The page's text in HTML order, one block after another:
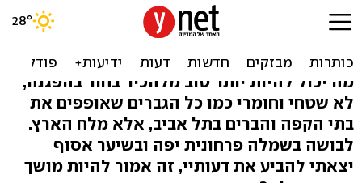
ימי מחאה: המון גברים
ערכיים, רק תבחרי לך
מה יכול להיות יותר טוב מלהכיר בחור בהפגנה,
לא שטחי וחומרי כמו כל הגברים שאופפים את
בתי הקפה והברים בתל אביב, אלא מלח הארץ.
לבושה בשמלה פרחונית יפה ובשיער אסוף
יצאתי להביע את דעותיי, זה אמור להיות מושך